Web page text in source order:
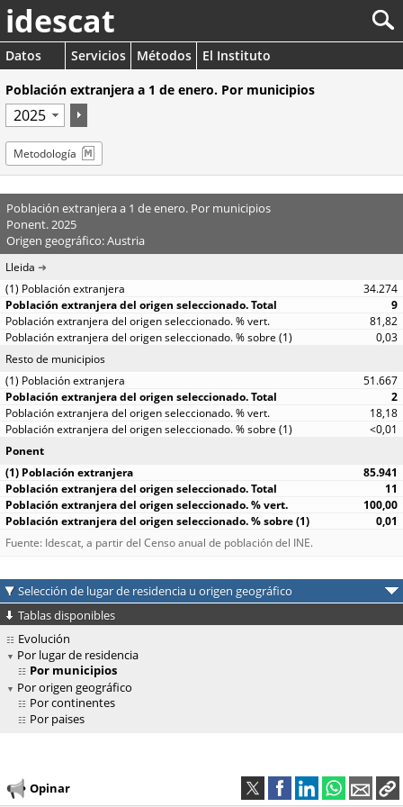
idescat
Datos Servicios Métodos
El Instituto
Población extranjera a 1 de enero. Por municipios
Metodología
Población extranjera a 1 de enero. Por municipios
Ponent. 2025
Origen geográfico: Austria
Lleida
34.274
9
81,82
0,03
Resto de municipios
51.667
2
18,18
<0,01
Ponent
85.941
11
100,00
0,01
Fuente: Idescat, a partir del Censo anual de población del INE.
Selección de lugar de residencia u origen geográfico
Tablas disponibles
Evolución
Por lugar de residencia
Por municipios
Por origen geográfico
Por continentes
Por paises
Opinar